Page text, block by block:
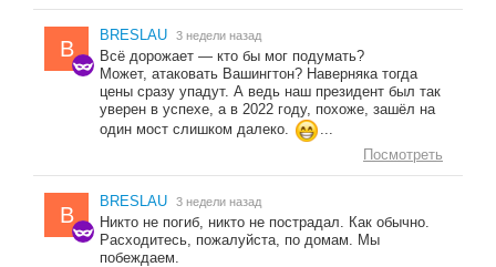
B
BRESLAU 3 недели назад
Всё дорожает — кто бы мог подумать?
Может, атаковать Вашингтон? Наверняка тогда
цены сразу упадут. А ведь наш президент был так
уверен в успехе, а в 2022 году, похоже, зашёл на
один мост слишком далеко.
...
Посмотреть
B
BRESLAU 3 недели назад
Никто не погиб, никто не пострадал. Как обычно.
Расходитесь, пожалуйста, по домам. Мы
побеждаем.